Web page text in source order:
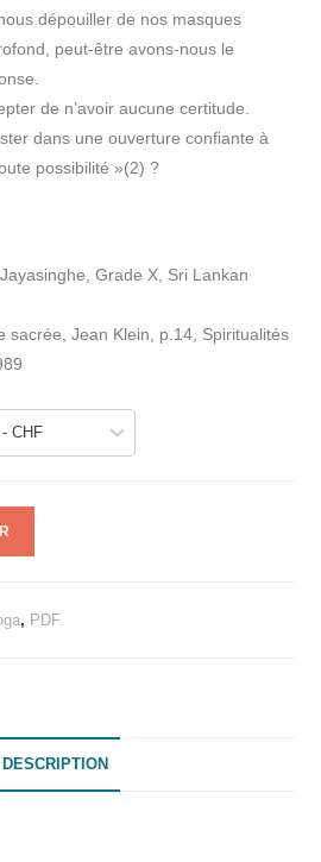
dépouiller de nos masques
peut-être avons-nous le
de n’avoir aucune certitude.
dans une ouverture confiante à
possibilité »(2) ?
Grade X, Sri Lankan
sacrée, Jean Klein, p.14, Spiritualités
CHF
i
v
, PDF
DESCRIPTION